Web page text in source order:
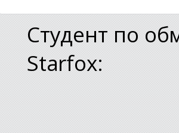
Студент по
Starfox: